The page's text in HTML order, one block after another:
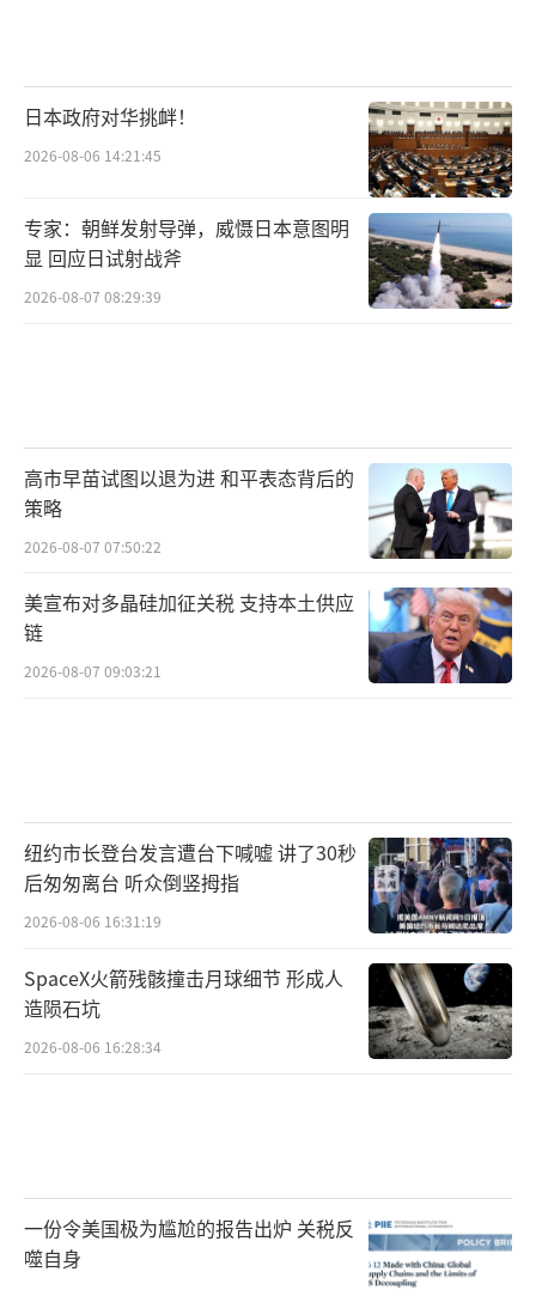
日本政府对华挑衅！
2026-08-06 14:21:45
专家：朝鲜发射导弹，威慑日本意图明
显 回应日试射战斧
2026-08-07 08:29:39
高市早苗试图以退为进 和平表态背后的
策略
2026-08-07 07:50:22
美宣布对多晶硅加征关税 支持本土供应
链
2026-08-07 09:03:21
纽约市长登台发言遭台下喊嘘 讲了30秒
后匆匆离台 听众倒竖拇指
2026-08-06 16:31:19
SpaceX火箭残骸撞击月球细节 形成人
造陨石坑
2026-08-06 16:28:34
一份令美国极为尴尬的报告出炉 关税反
噬自身